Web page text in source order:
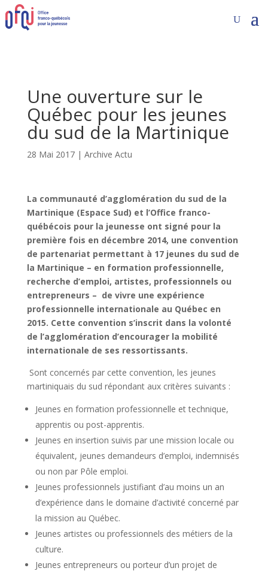
Une ouverture sur le
Québec pour les jeunes
du sud de la Martinique
28 Mai 2017| Archive Actu
La communauté d’agglomération du sud de la
Martinique (Espace Sud) et l’Office franco-
québécois pour la jeunesse ont signé pour la
première fois en décembre 2014, une convention
de partenariat permettant à 17 jeunes du sud de
la Martinique – en formation professionnelle,
recherche d’emploi, artistes, professionnels ou
entrepreneurs – de vivre une expérience
professionnelle internationale au Québec en
2015. Cette convention s’inscrit dans la volonté
de l’agglomération d’encourager la mobilité
internationale de ses ressortissants.
Sont concernés par cette convention, les jeunes
martiniquais du sud répondant aux critères suivants :
Jeunes en formation professionnelle et technique,
apprentis ou post-apprentis.
Jeunes en insertion suivis par une mission locale ou
équivalent, jeunes demandeurs d’emploi, indemnisés
ou non par Pôle emploi.
Jeunes professionnels justifiant d’au moins un an
d’expérience dans le domaine d’activité concerné par
la mission au Québec.
Jeunes artistes ou professionnels des métiers de la
culture.
Jeunes entrepreneurs ou porteur d’un projet de